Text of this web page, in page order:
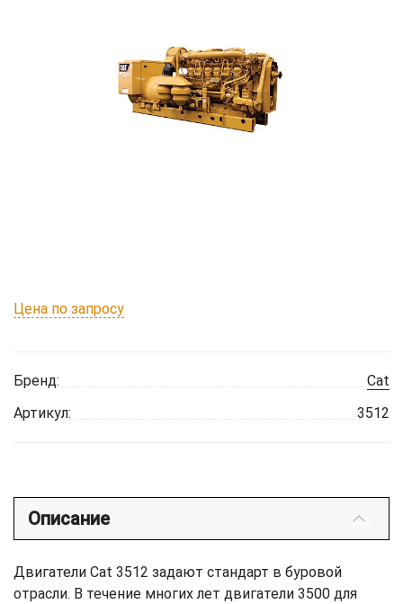
Цена по запросу
Бренд:
Cat
Артикул:
3512
Описание
Двигатели Cat 3512 задают стандарт в буровой
отрасли. В течение многих лет двигатели 3500 для